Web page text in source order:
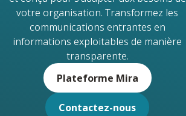
votre organisation. Transformez les
communications entrantes en
informations exploitables de manière
transparente.
Plateforme Mira
Contactez-nous